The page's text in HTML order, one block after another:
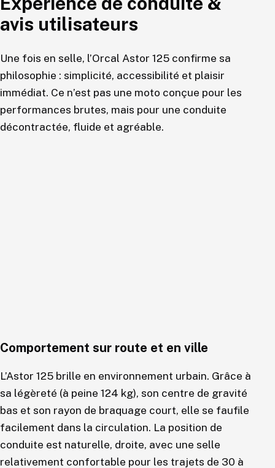
avis utilisateurs
Une fois en selle, l’Orcal Astor 125 confirme sa
philosophie : simplicité, accessibilité et plaisir
immédiat. Ce n’est pas une moto conçue pour les
performances brutes, mais pour une conduite
décontractée, fluide et agréable.
Comportement sur route et en ville
L’Astor 125 brille en environnement urbain. Grâce à
sa légèreté (à peine 124 kg), son centre de gravité
bas et son rayon de braquage court, elle se faufile
facilement dans la circulation. La position de
conduite est naturelle, droite, avec une selle
relativement confortable pour les trajets de 30 à